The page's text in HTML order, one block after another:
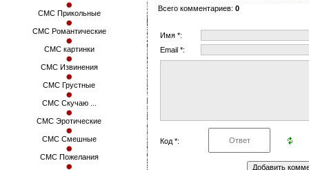
СМС Прикольные
СМС Романтические
СМС картинки
СМС Извинения
СМС Грустные
СМС Скучаю ...
СМС Эротические
СМС Смешные
СМС Пожелания
Всего комментариев: 0
Имя *:
Email *:
Код *: